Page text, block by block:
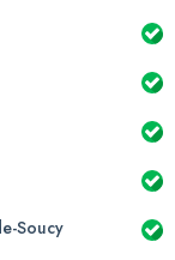
Soucy